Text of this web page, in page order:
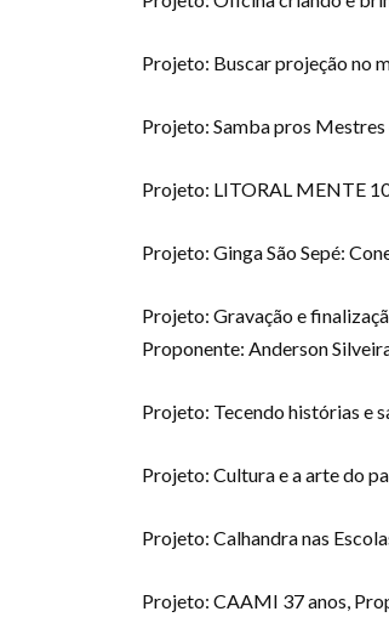
Projeto: Buscar projeção no
Projeto: Samba pros
Projeto: LITORAL MENTE
Projeto: Ginga São Sepé:
Projeto: Gravação e
Proponente: Anderson
Projeto: Tecendo histórias e
Projeto: Cultura e a arte do
Projeto: Calhandra nas
Projeto: CAAMI 37 anos,